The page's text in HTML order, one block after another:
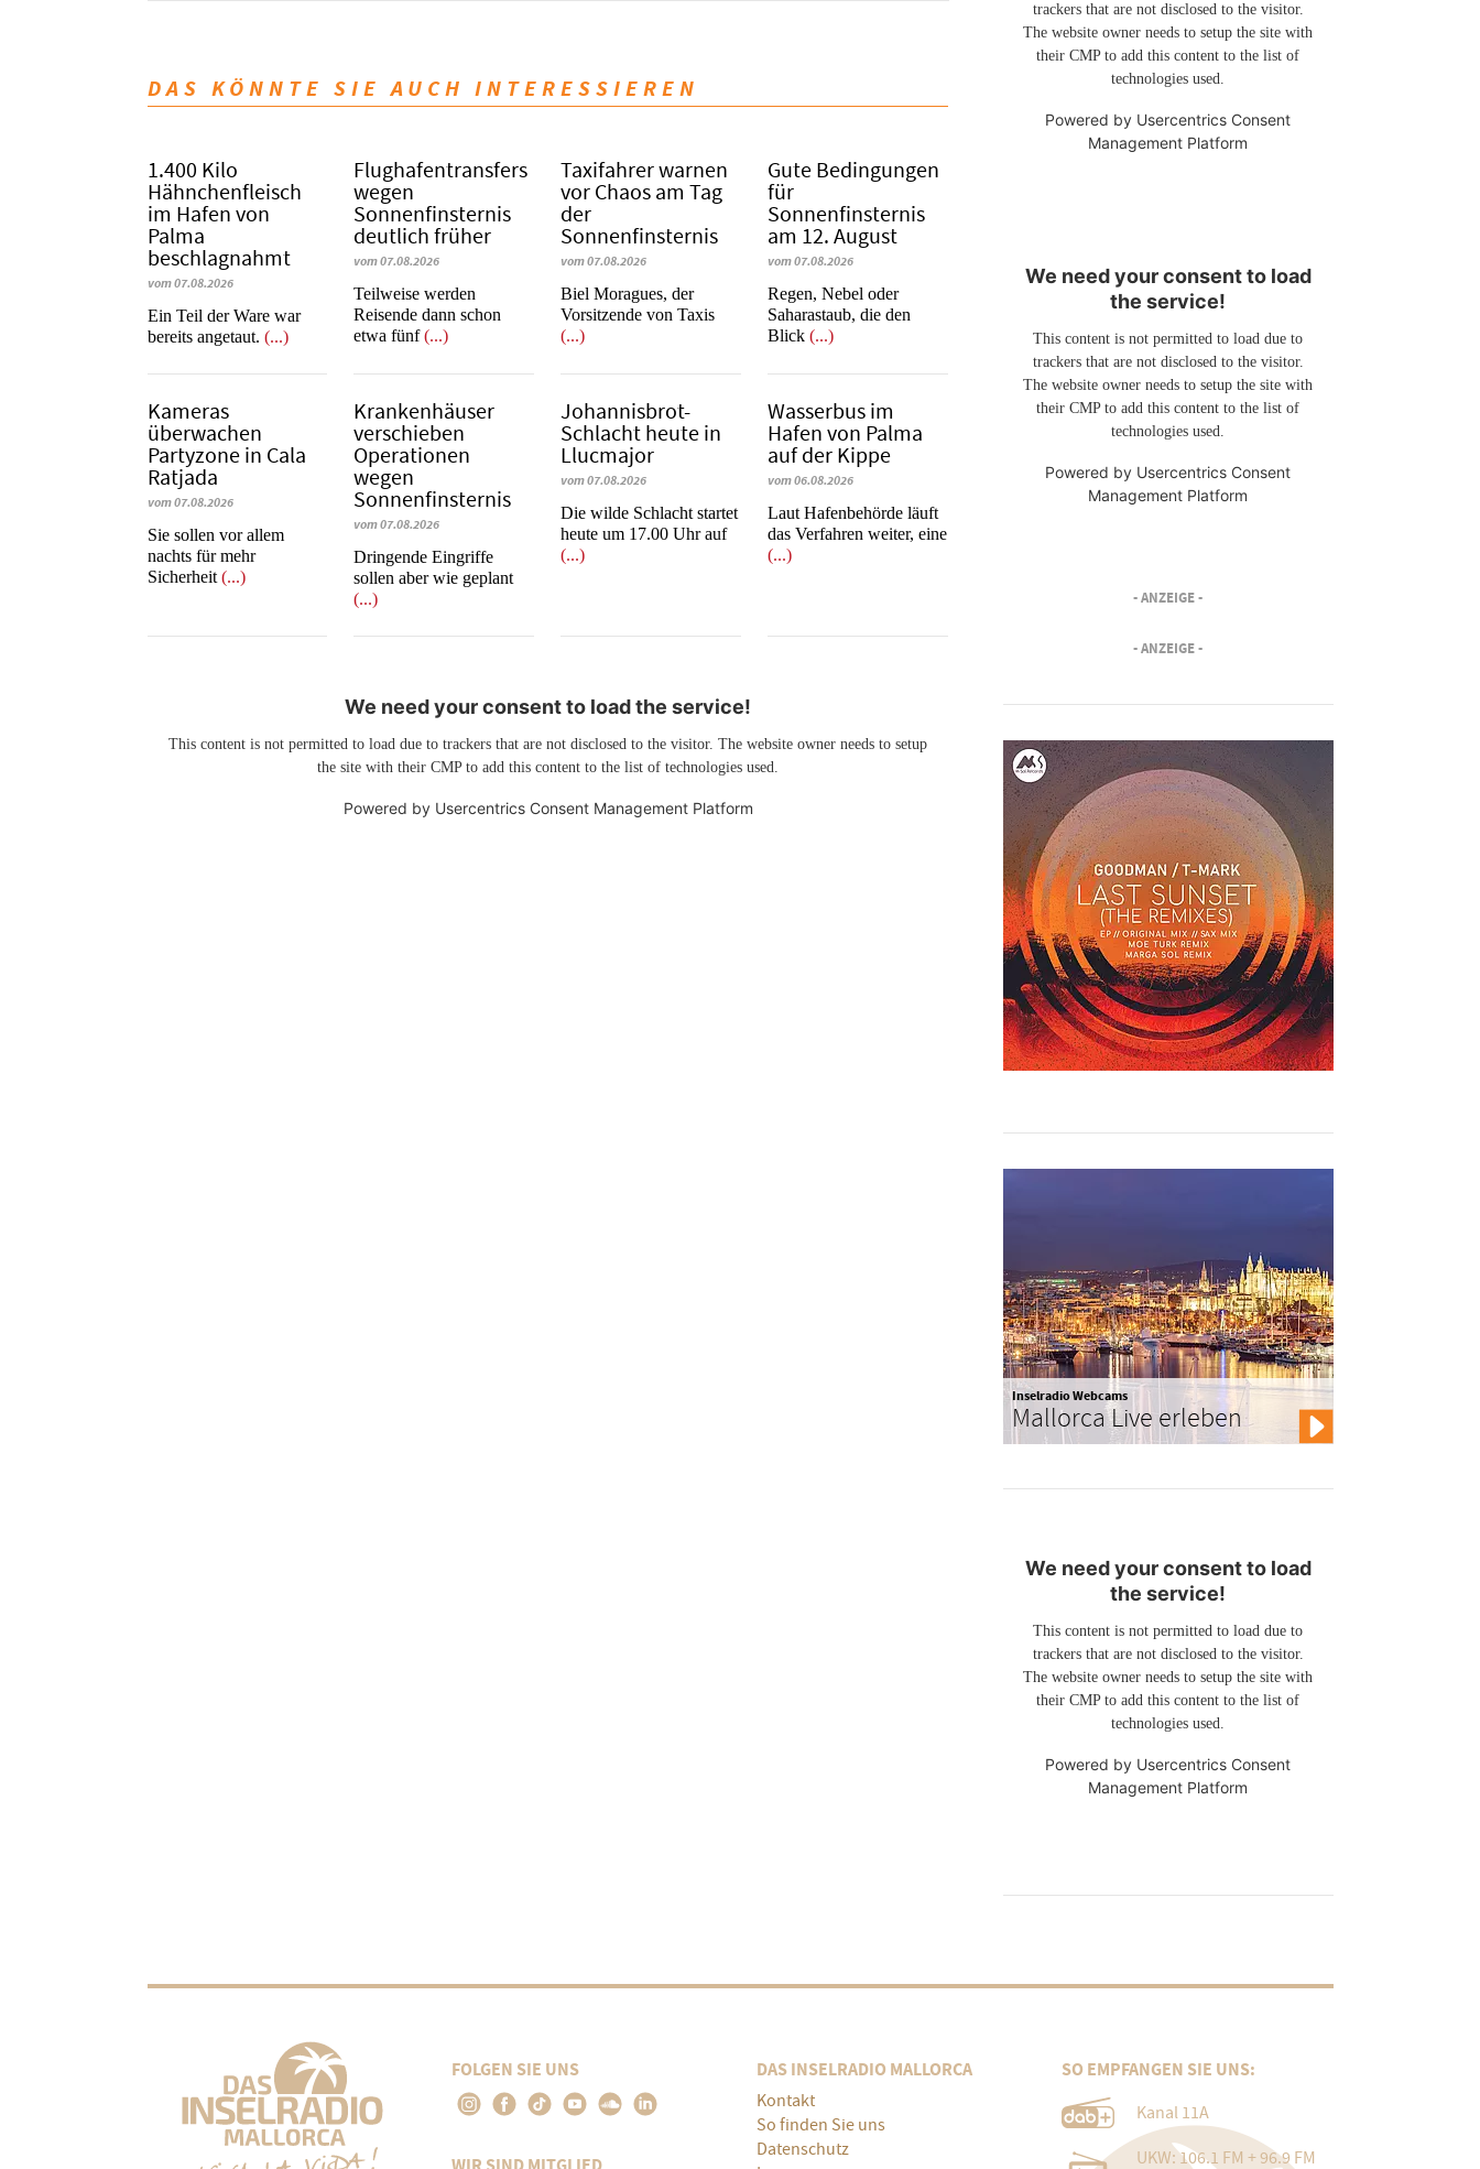
DAS KÖNNTE SIE AUCH INTERESSIEREN
1.400 Kilo
Hähnchenfleisch
im Hafen von
Palma
beschlagnahmt
vom 07.08.2026
​​​​​​​Ein Teil der Ware war
bereits angetaut. (...)
Flughafentransfers
wegen
Sonnenfinsternis
deutlich früher
vom 07.08.2026
Teilweise werden
Reisende dann schon
etwa fünf(...)
Taxifahrer warnen
vor Chaos am Tag
der
Sonnenfinsternis
vom 07.08.2026
​​​​​​​Biel Moragues, der
Vorsitzende von Taxis
(...)
Gute Bedingungen
für
Sonnenfinsternis
am 12. August
vom 07.08.2026
Regen, Nebel oder
Saharastaub, die den
Blick(...)
Kameras
überwachen
Partyzone in Cala
Ratjada
vom 07.08.2026
Sie sollen vor allem
nachts für mehr
Sicherheit (...)
Krankenhäuser
verschieben
Operationen
wegen
Sonnenfinsternis
vom 07.08.2026
Dringende Eingriffe
sollen aber wie geplant
(...)
Johannisbrot-
Schlacht heute in
Llucmajor
vom 07.08.2026
Die wilde Schlacht startet
heute um 17.00 Uhr auf
(...)
Wasserbus im
Hafen von Palma
auf der Kippe
vom 06.08.2026
Laut Hafenbehörde läuft
das Verfahren weiter, eine
(...)
We need your consent to load the service!
This content is not permitted to load due to trackers that are not disclosed to the visitor. The website owner needs to setup
the site with their CMP to add this content to the list of technologies used.
Powered by Usercentrics Consent Management Platform
trackers that are not disclosed to the visitor.
The website owner needs to setup the site with
their CMP to add this content to the list of
technologies used.
Powered by Usercentrics Consent
Management Platform
We need your consent to load
the service!
This content is not permitted to load due to
trackers that are not disclosed to the visitor.
The website owner needs to setup the site with
their CMP to add this content to the list of
technologies used.
Powered by Usercentrics Consent
Management Platform
- ANZEIGE -
- ANZEIGE -
Inselradio Webcams
Mallorca Live erleben
We need your consent to load
the service!
This content is not permitted to load due to
trackers that are not disclosed to the visitor.
The website owner needs to setup the site with
their CMP to add this content to the list of
technologies used.
Powered by Usercentrics Consent
Management Platform
FOLGEN SIE UNS DAS INSELRADIO MALLORCA
Kontakt
So finden Sie uns
Datenschutz
SO EMPFANGEN SIE UNS:
Kanal 11A
UKW: 106.1 FM + 96.9 FM